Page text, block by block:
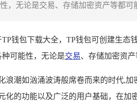
，无论是交易、存储加密资产等都
TP钱包下载大全，TP钱包可创建生态
可能性，无论是交易、存储加密资
浪潮如汹涌波涛般席卷而来的时代,
化的功能以及广泛的用户基础，在加